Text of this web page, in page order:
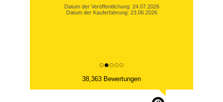
Datum der Veröffentlichung: 24.07.2026
Datum der Kauferfahrung: 23.06.2026
38,363 Bewertungen